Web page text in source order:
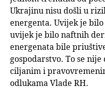
Ukrajinu nisu došli u
energenta. Uvijek je
uvijek je bilo naftnih
energenata bile
gospodarstvo. To se
ciljanim i
odlukama Vlade RH.